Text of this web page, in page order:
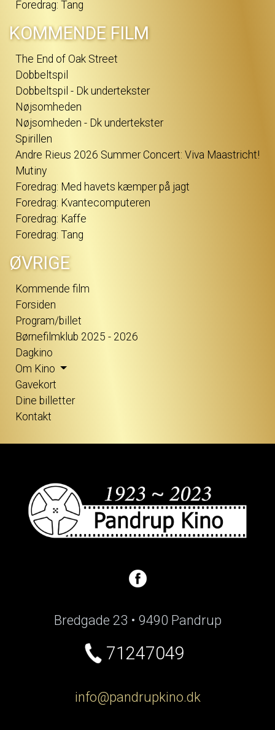
Foredrag: Tang
KOMMENDE FILM
The End of Oak Street
Dobbeltspil
Dobbeltspil - Dk undertekster
Nøjsomheden
Nøjsomheden - Dk undertekster
Spirillen
Andre Rieus 2026 Summer Concert: Viva Maastricht!
Mutiny
Foredrag: Med havets kæmper på jagt
Foredrag: Kvantecomputeren
Foredrag: Kaffe
Foredrag: Tang
ØVRIGE
Kommende film
Forsiden
Program/billet
Børnefilmklub 2025 - 2026
Dagkino
Om Kino
Gavekort
Dine billetter
Kontakt
Bredgade 23 • 9490 Pandrup
71247049
info@pandrupkino.dk